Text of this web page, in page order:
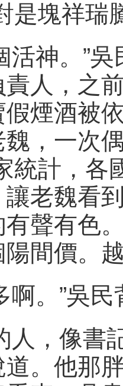
是塊祥瑞
活神。”
人，之
煙酒被
，一次
統計，各
老魏看
有聲有色
間價。
啊。”吳
人，像書
。他那